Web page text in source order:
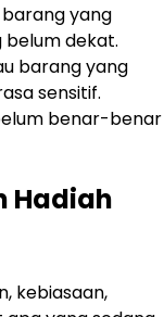
yang
belum dekat.
barang yang
sensitif.
benar-benar
Hadiah
kebiasaan,